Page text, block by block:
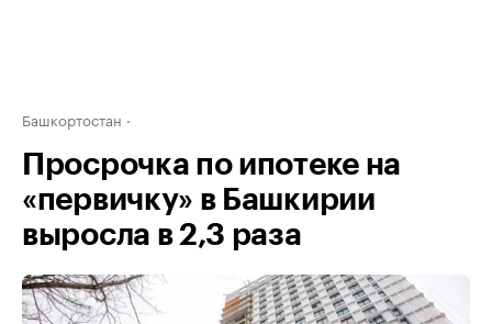
Башкортостан
Просрочка по ипотеке на
«первичку» в Башкирии
выросла в 2,3 раза